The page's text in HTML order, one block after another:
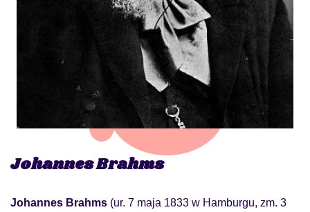
Johannes Brahms
Johannes Brahms (ur. 7 maja 1833 w Hamburgu, zm. 3